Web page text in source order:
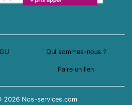
Qui sommes-nous ?
Faire un lien
2026 Nos-services.com